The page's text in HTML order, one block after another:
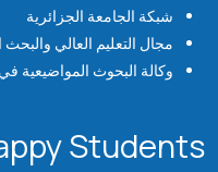
شبكة الجامعة الجزائرية
مجال التعليم العالي والبحث
وكالة البحوث المواضيعية في
Students​